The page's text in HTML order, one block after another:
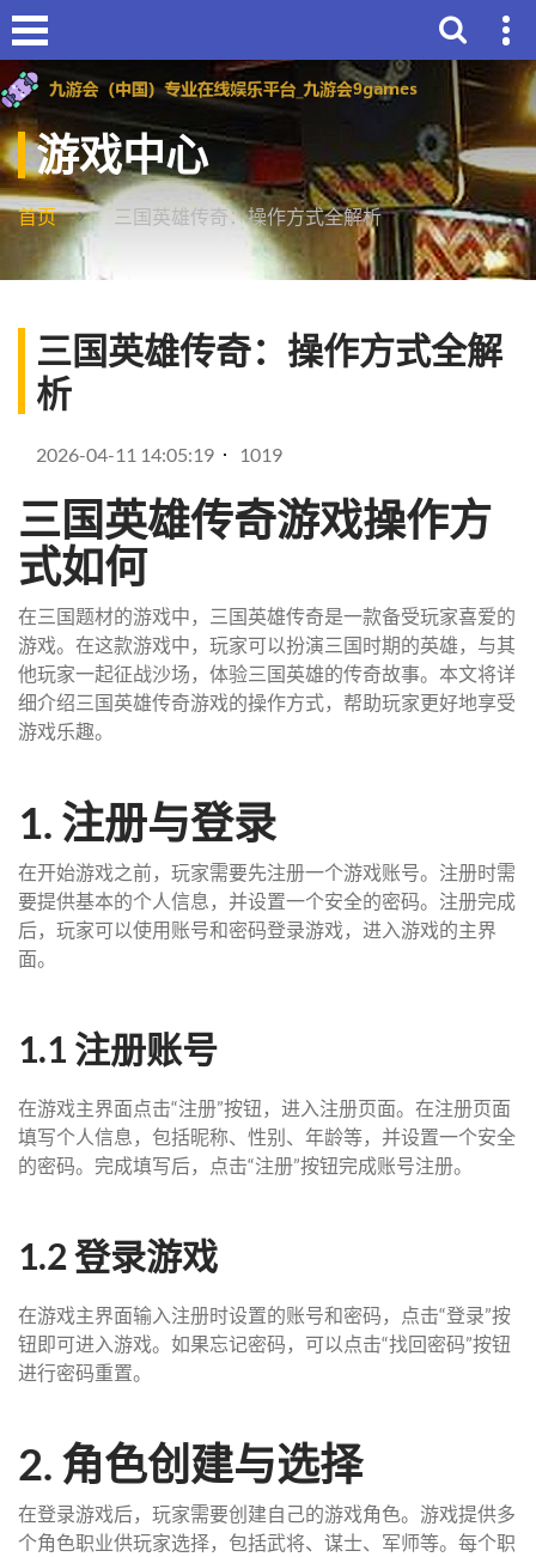
游戏中心
首页 三国英雄传奇：操作方式全解析
三国英雄传奇：操作方式全解
析
2026-04-11 14:05:19 1019
三国英雄传奇游戏操作方
式如何
在三国题材的游戏中，三国英雄传奇是一款备受玩家喜爱的
游戏。在这款游戏中，玩家可以扮演三国时期的英雄，与其
他玩家一起征战沙场，体验三国英雄的传奇故事。本文将详
细介绍三国英雄传奇游戏的操作方式，帮助玩家更好地享受
游戏乐趣。
1. 注册与登录
在开始游戏之前，玩家需要先注册一个游戏账号。注册时需
要提供基本的个人信息，并设置一个安全的密码。注册完成
后，玩家可以使用账号和密码登录游戏，进入游戏的主界
面。
1.1 注册账号
在游戏主界面点击“注册”按钮，进入注册页面。在注册页面
填写个人信息，包括昵称、性别、年龄等，并设置一个安全
的密码。完成填写后，点击“注册”按钮完成账号注册。
1.2 登录游戏
在游戏主界面输入注册时设置的账号和密码，点击“登录”按
钮即可进入游戏。如果忘记密码，可以点击“找回密码”按钮
进行密码重置。
2. 角色创建与选择
在登录游戏后，玩家需要创建自己的游戏角色。游戏提供多
个角色职业供玩家选择，包括武将、谋士、军师等。每个职